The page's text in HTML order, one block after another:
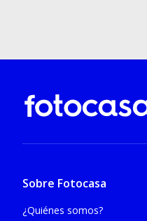
Sobre Fotocasa
¿Quiénes somos?